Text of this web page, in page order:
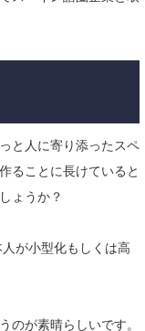
と人に寄り添ったスペ
ることに長けていると
ょうか？
が小型化もしくは高
のが素晴らしいです。